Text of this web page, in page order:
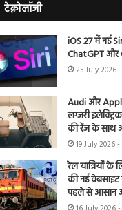
टेक्नोलॉजी
iOS 27 में नई
ChatGPT और
25 July 2026
Audi और
लग्जरी
की रेंज के साथ
19 July 2026
रेल यात्रियों के
की नई वेबसाइट
पहले से आसान